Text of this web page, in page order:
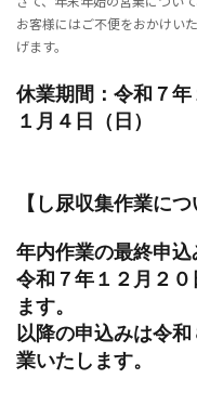
お客様にはご不便をおかけい
げます。
休業期間：令和７
１月４日（日）
【し尿収集作業につ
年内作業の最終申込
令和７年１２月２
ます。
以降の申込みは令
業いたします。